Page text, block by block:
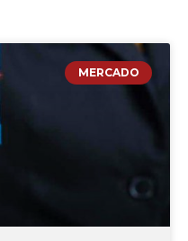
MERCADO